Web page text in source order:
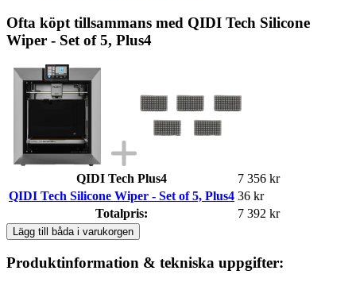
Ofta köpt tillsammans med QIDI Tech Silicone
Wiper - Set of 5, Plus4
QIDI Tech Plus4
7 356 kr
QIDI Tech Silicone Wiper - Set of 5, Plus4 36 kr
Totalpris:
7 392 kr
Lägg till båda i varukorgen
Produktinformation & tekniska uppgifter: